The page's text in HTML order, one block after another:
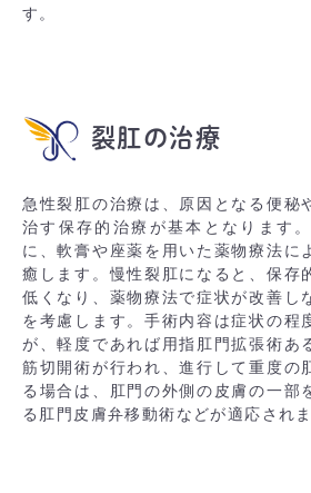
す。
裂肛の治療
急性裂肛の治療は、原因となる便秘
治す保存的治療が基本となります
に、軟膏や座薬を用いた薬物療法に
癒します。慢性裂肛になると、保存
低くなり、薬物療法で症状が改善し
を考慮します。手術内容は症状の程
が、軽度であれば用指肛門拡張術あ
筋切開術が行われ、進行して重度の
る場合は、肛門の外側の皮膚の一部
る肛門皮膚弁移動術などが適応されま